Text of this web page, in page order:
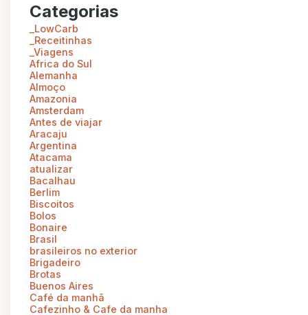
Categorias
_LowCarb
_Receitinhas
_Viagens
Africa do Sul
Alemanha
Almoço
Amazonia
Amsterdam
Antes de viajar
Aracaju
Argentina
Atacama
atualizar
Bacalhau
Berlim
Biscoitos
Bolos
Bonaire
Brasil
brasileiros no exterior
Brigadeiro
Brotas
Buenos Aires
Café da manhã
Cafezinho & Cafe da manha